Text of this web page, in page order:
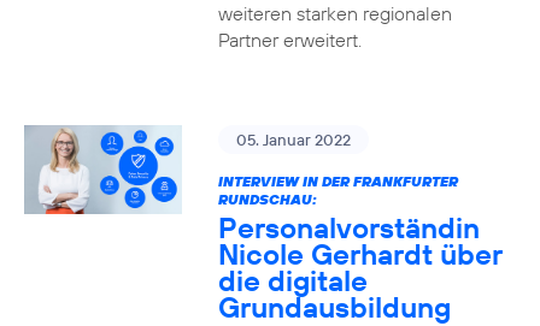
weiteren starken regionalen
Partner erweitert.
05. Januar 2022
INTERVIEW IN DER FRANKFURTER
RUNDSCHAU:
Personalvorständin
Nicole Gerhardt über
die digitale
Grundausbildung